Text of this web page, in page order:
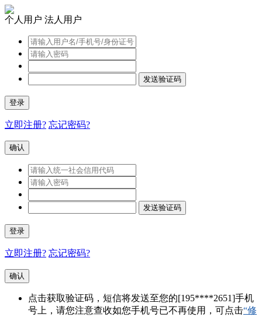
个人用户 法人用户
发送验证码
登录
立即注册? 忘记密码?
确认
发送验证码
登录
立即注册? 忘记密码?
确认
点击获取验证码，短信将发送至您的[195****2651]手机
号上，请您注意查收如您手机号已不再使用，可点击“修